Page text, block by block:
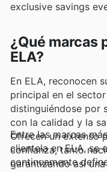
exclusive savings
¿Qué marcas
ELA?
En ELA, reconocen
principal en el
distinguiéndose por
con la calidad y la
Ofrecen un extenso
confianza, tanto
garantizando así
Entre las marcas
clientela en ELA, se
continuamente